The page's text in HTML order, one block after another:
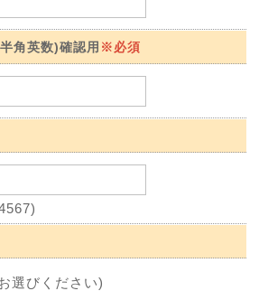
角英数)確認用 ※必須
選びください)